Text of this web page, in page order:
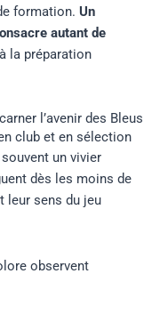
formation. Un
autant de
la préparation
l’avenir des Bleus
club et en sélection
un vivier
dès les moins de
leur sens du jeu
observent